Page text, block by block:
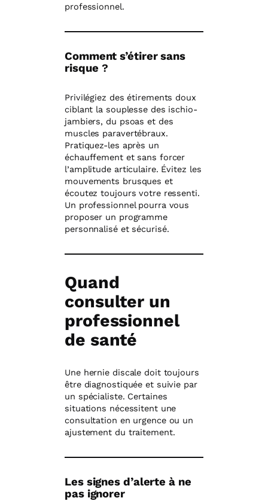
professionnel.
Comment s’étirer sans
risque ?
Privilégiez des étirements doux
ciblant la souplesse des ischio-
jambiers, du psoas et des
muscles paravertébraux.
Pratiquez-les après un
échauffement et sans forcer
l’amplitude articulaire. Évitez les
mouvements brusques et
écoutez toujours votre ressenti.
Un professionnel pourra vous
proposer un programme
personnalisé et sécurisé.
Quand
consulter un
professionnel
de santé
Une hernie discale doit toujours
être diagnostiquée et suivie par
un spécialiste. Certaines
situations nécessitent une
consultation en urgence ou un
ajustement du traitement.
Les signes d’alerte à ne
pas ignorer